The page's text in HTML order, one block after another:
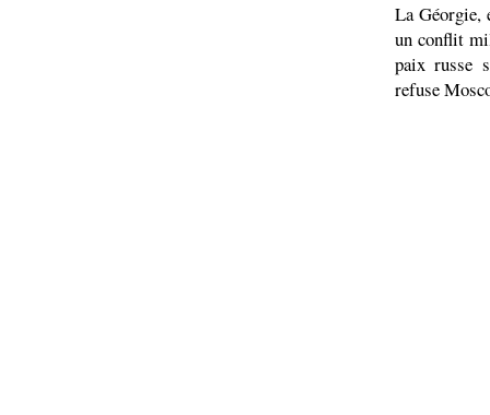
La Géorgie,
un conflit
paix russe
refuse